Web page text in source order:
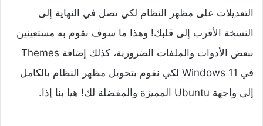
التعديلات على مظهر النظام لكي تصل في النهاية إلى
النسخة الأقرب إلى قلبك! وهذا ما سوف نقوم به مستعينين
ببعض الأدوات والملفات الضرورية، كذلك
إضافة Themes
في Windows 11
لكي نقوم بتحويل مظهر النظام بالكامل
إلى واجهة Ubuntu المميزة والمفضلة لك! هيا بنا إذا.